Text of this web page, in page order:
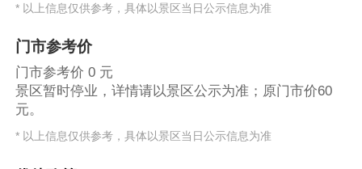
* 以上信息仅供参考，具体以景区当日公示信息为准
门市参考价
门市参考价 0 元
景区暂时停业，详情请以景区公示为准；原门市价60
元。
* 以上信息仅供参考，具体以景区当日公示信息为准